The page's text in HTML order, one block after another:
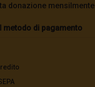
donazione mensilmente
metodo di pagamento